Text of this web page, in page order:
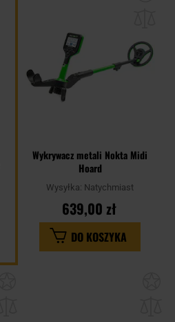
Wykrywacz metali Nokta Midi
Hoard
Wysyłka: Natychmiast
639,00 zł
DO KOSZYKA